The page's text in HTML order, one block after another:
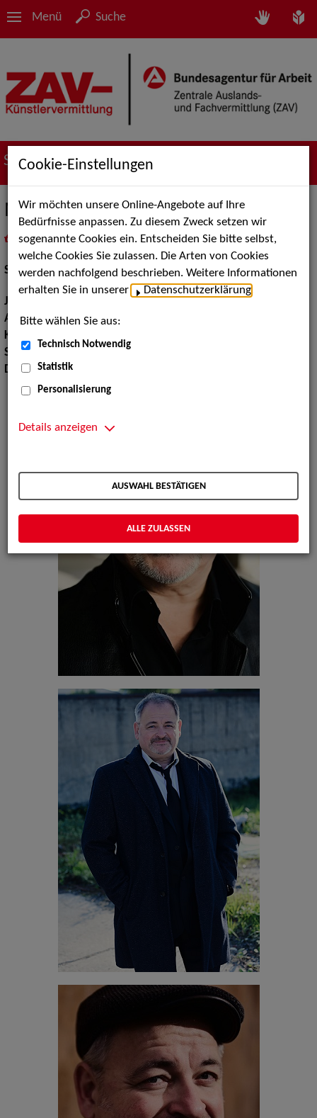
Menü Suche
Suche nach Künstler*innen
Michael Trischan
als PDF speichern
inMeine Merklistelegen
Schauspiel:Film und TV
Jahrgang:
Augenfarbe:blau
Körpergröße:
Sprachen:
Dialekte:Hessisch, Berlinerisch, Norddeutsch, Sächsisch
Cookie-Einstellungen
Wir möchten unsere Online-Angebote auf Ihre
Bedürfnisse anpassen. Zu diesem Zweck setzen wir
sogenannte Cookies ein. Entscheiden Sie bitte selbst,
welche Cookies Sie zulassen. Die Arten von Cookies
werden nachfolgend beschrieben. Weitere Informationen
erhalten Sie in unserer
Datenschutzerklärung
Bitte wählen Sie aus:
Technisch Notwendig
Statistik
Personalisierung
Details anzeigen
AUSWAHL BESTÄTIGEN
ALLE ZULASSEN